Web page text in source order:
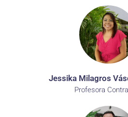
Jessika Milagros
Profesora